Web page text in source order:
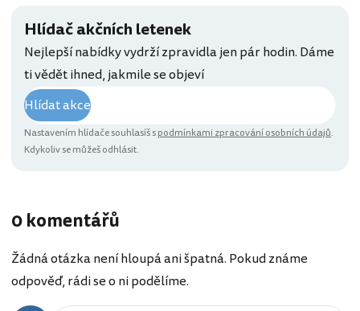
Hlídač akčních letenek
Nejlepší nabídky vydrží zpravidla jen pár hodin. Dáme
ti vědět ihned, jakmile se objeví
Hlídat akce
Nastavením hlídače souhlasíš spodmínkami zpracování osobních údajů.
Kdykoliv se můžeš odhlásit.
0 komentářů
Žádná otázka není hloupá ani špatná. Pokud známe
odpověď, rádi se o ni podělíme.